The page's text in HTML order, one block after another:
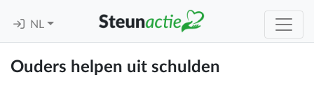
NL
Ouders helpen uit schulden